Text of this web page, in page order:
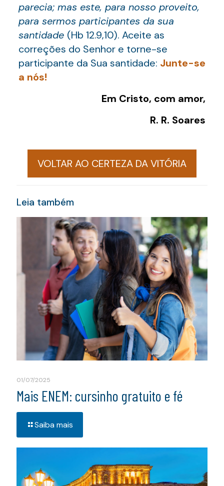
parecia; mas este, para nosso proveito,
para sermos participantes da sua
santidade (Hb 12.9,10). Aceite as
correções do Senhor e torne-se
participante da Sua santidade: Junte-se
a nós!
Em Cristo, com amor,
R. R. Soares
VOLTAR AO CERTEZA DA VITÓRIA
Leia também
01/07/2025
Mais ENEM: cursinho gratuito e fé
Saiba mais